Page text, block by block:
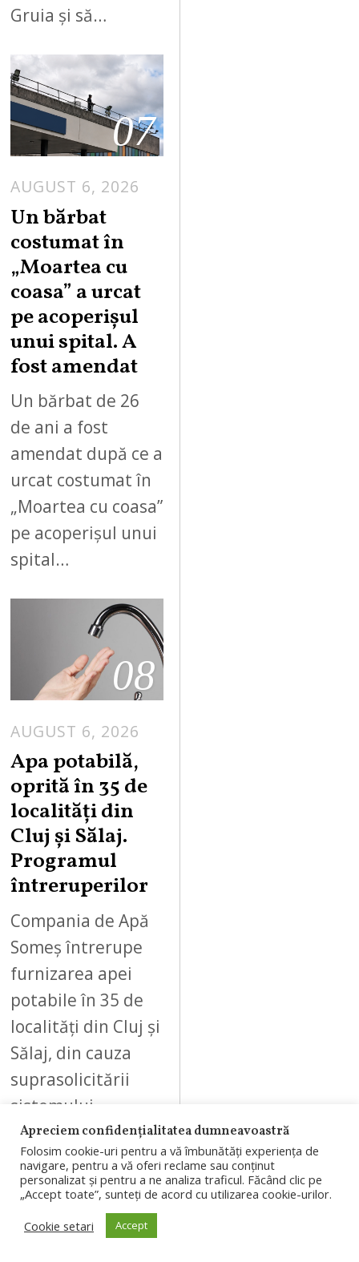
Gruia și să…
07
AUGUST 6, 2026
Un bărbat
costumat în
„Moartea cu
coasa” a urcat
pe acoperișul
unui spital. A
fost amendat
Un bărbat de 26
de ani a fost
amendat după ce a
urcat costumat în
„Moartea cu coasa”
pe acoperișul unui
spital…
08
AUGUST 6, 2026
Apa potabilă,
oprită în 35 de
localități din
Cluj și Sălaj.
Programul
întreruperilor
Compania de Apă
Someș întrerupe
furnizarea apei
potabile în 35 de
localități din Cluj și
Sălaj, din cauza
suprasolicitării
sistemului.
Restricțiile sunt…
09
Apreciem confidențialitatea dumneavoastră
Folosim cookie-uri pentru a vă îmbunătăți experiența de
navigare, pentru a vă oferi reclame sau conținut
personalizat și pentru a ne analiza traficul. Făcând clic pe
„Accept toate”, sunteți de acord cu utilizarea cookie-urilor.
Cookie setari
Accept